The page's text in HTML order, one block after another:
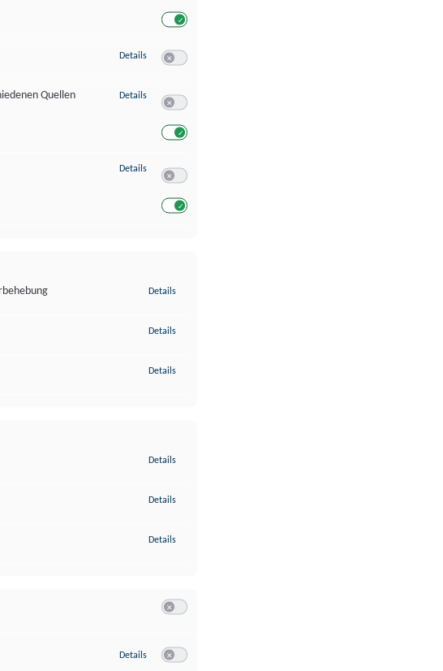
Details zu Messung der Performance von Inhalten
Quellen
Details zu Analyse von Zielgruppen durch Statistiken oder Kombinationen von
Details zu Entwicklung und Verbesserung der Angebote
Details
Details
Details
Details
Details
Details
Details zu Google Analytics